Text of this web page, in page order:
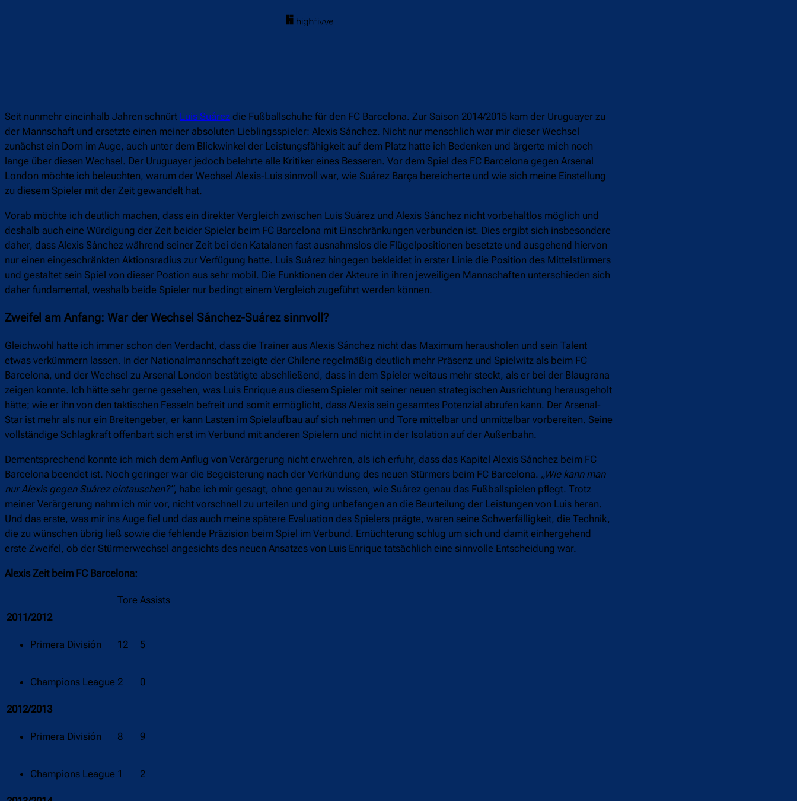
Seit nunmehr eineinhalb Jahren schnürt Luis Suárez die Fußballschuhe für den FC Barcelona. Zur Saison 2014/2015 kam der Uruguayer zu
der Mannschaft und ersetzte einen meiner absoluten Lieblingsspieler: Alexis Sánchez. Nicht nur menschlich war mir dieser Wechsel
zunächst ein Dorn im Auge, auch unter dem Blickwinkel der Leistungsfähigkeit auf dem Platz hatte ich Bedenken und ärgerte mich noch
lange über diesen Wechsel. Der Uruguayer jedoch belehrte alle Kritiker eines Besseren. Vor dem Spiel des FC Barcelona gegen Arsenal
London möchte ich beleuchten, warum der Wechsel Alexis-Luis sinnvoll war, wie Suárez Barça bereicherte und wie sich meine Einstellung
zu diesem Spieler mit der Zeit gewandelt hat.
Vorab möchte ich deutlich machen, dass ein direkter Vergleich zwischen Luis Suárez und Alexis Sánchez nicht vorbehaltlos möglich und
deshalb auch eine Würdigung der Zeit beider Spieler beim FC Barcelona mit Einschränkungen verbunden ist. Dies ergibt sich insbesondere
daher, dass Alexis Sánchez während seiner Zeit bei den Katalanen fast ausnahmslos die Flügelpositionen besetzte und ausgehend hiervon
nur einen eingeschränkten Aktionsradius zur Verfügung hatte. Luis Suárez hingegen bekleidet in erster Linie die Position des Mittelstürmers
und gestaltet sein Spiel von dieser Postion aus sehr mobil. Die Funktionen der Akteure in ihren jeweiligen Mannschaften unterschieden sich
daher fundamental, weshalb beide Spieler nur bedingt einem Vergleich zugeführt werden können.
Zweifel am Anfang: War der Wechsel Sánchez-Suárez sinnvoll?
Gleichwohl hatte ich immer schon den Verdacht, dass die Trainer aus Alexis Sánchez nicht das Maximum herausholen und sein Talent
etwas verkümmern lassen. In der Nationalmannschaft zeigte der Chilene regelmäßig deutlich mehr Präsenz und Spielwitz als beim FC
Barcelona, und der Wechsel zu Arsenal London bestätigte abschließend, dass in dem Spieler weitaus mehr steckt, als er bei der Blaugrana
zeigen konnte. Ich hätte sehr gerne gesehen, was Luis Enrique aus diesem Spieler mit seiner neuen strategischen Ausrichtung herausgeholt
hätte; wie er ihn von den taktischen Fesseln befreit und somit ermöglicht, dass Alexis sein gesamtes Potenzial abrufen kann. Der Arsenal-
Star ist mehr als nur ein Breitengeber, er kann Lasten im Spielaufbau auf sich nehmen und Tore mittelbar und unmittelbar vorbereiten. Seine
vollständige Schlagkraft offenbart sich erst im Verbund mit anderen Spielern und nicht in der Isolation auf der Außenbahn.
Dementsprechend konnte ich mich dem Anflug von Verärgerung nicht erwehren, als ich erfuhr, dass das Kapitel Alexis Sánchez beim FC
Barcelona beendet ist. Noch geringer war die Begeisterung nach der Verkündung des neuen Stürmers beim FC Barcelona. „Wie kann man
nur Alexis gegen Suárez eintauschen?“, habe ich mir gesagt, ohne genau zu wissen, wie Suárez genau das Fußballspielen pflegt. Trotz
meiner Verärgerung nahm ich mir vor, nicht vorschnell zu urteilen und ging unbefangen an die Beurteilung der Leistungen von Luis heran.
Und das erste, was mir ins Auge fiel und das auch meine spätere Evaluation des Spielers prägte, waren seine Schwerfälligkeit, die Technik,
die zu wünschen übrig ließ sowie die fehlende Präzision beim Spiel im Verbund. Ernüchterung schlug um sich und damit einhergehend
erste Zweifel, ob der Stürmerwechsel angesichts des neuen Ansatzes von Luis Enrique tatsächlich eine sinnvolle Entscheidung war.
Alexis Zeit beim FC Barcelona:
Tore Assists
2011/2012
Primera División 12 5
Champions League 2 0
2012/2013
Primera División 8 9
Champions League 1 2